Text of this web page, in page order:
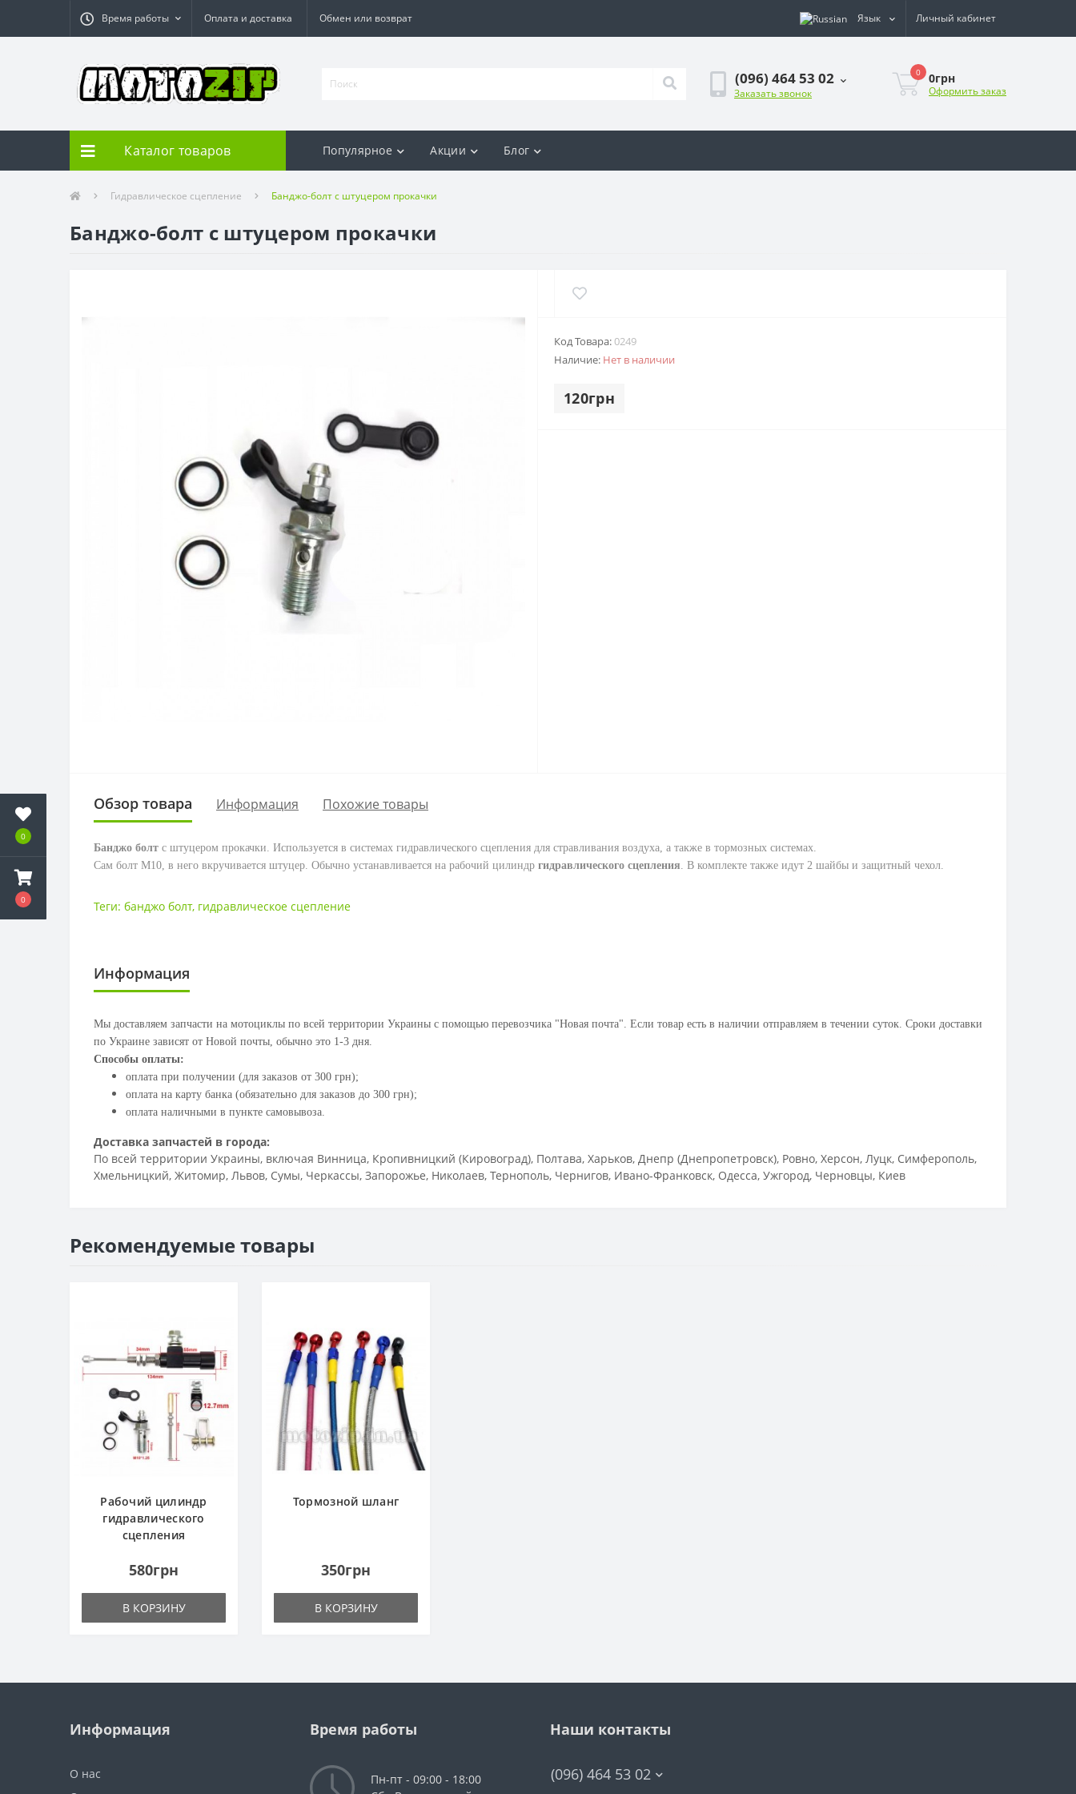
0
0
Время работы Оплата и доставка Обмен или возврат Язык Личный кабинет
(096) 464 53 02
Заказать звонок
0 0грн
Оформить заказ
Каталог товаров Популярное Акции Блог
Гидравлическое сцепление Банджо-болт с штуцером прокачки
Банджо-болт с штуцером прокачки
Код Товара:0249
Наличие: Нет в наличии
120грн
Обзор товара Информация Похожие товары
Банджо болт с штуцером прокачки. Используется в системах гидравлического сцепления для стравливания воздуха, а также в тормозных системах.
Сам болт М10, в него вкручивается штуцер. Обычно устанавливается на рабочий цилиндр гидравлического сцепления. В комплекте также идут 2 шайбы и защитный чехол.
Теги: банджо болт, гидравлическое сцепление
Информация
Мы доставляем запчасти на мотоциклы по всей территории Украины с помощью перевозчика "Новая почта". Если товар есть в наличии отправляем в течении суток. Сроки доставки
по Украине зависят от Новой почты, обычно это 1-3 дня.
Способы оплаты:
оплата при получении (для заказов от 300 грн);
оплата на карту банка (обязательно для заказов до 300 грн);
оплата наличными в пункте самовывоза.
Доставка запчастей в города:
По всей территории Украины, включая Винница, Кропивницкий (Кировоград), Полтава, Харьков, Днепр (Днепропетровск), Ровно, Херсон, Луцк, Симферополь,
Хмельницкий, Житомир, Львов, Сумы, Черкассы, Запорожье, Николаев, Тернополь, Чернигов, Ивано-Франковск, Одесса, Ужгород, Черновцы, Киев
Рекомендуемые товары
Рабочий цилиндр
гидравлического
сцепления
580грн
В КОРЗИНУ
Тормозной шланг
350грн
В КОРЗИНУ
Информация
О нас
Время работы
Пн-пт - 09:00 - 18:00
Наши контакты
(096) 464 53 02